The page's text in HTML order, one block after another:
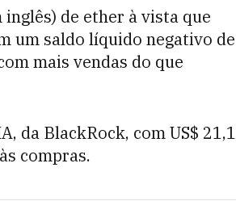
inglês) de ether à vista que
um saldo líquido negativo de
mais vendas do que
da BlackRock, com US$ 21,1
compras.